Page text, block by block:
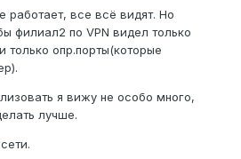
работает, все всё видят. Но
филиал2 по VPN видел только
опр.порты(которые
я вижу не особо много,
лучше.